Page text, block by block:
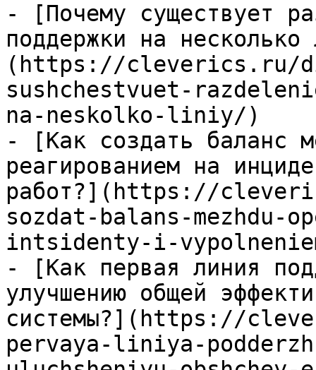
- [Почему существует
поддержки на несколько
(https://cleverics.ru/
sushchestvuet-
na-neskolko-liniy/)
- [Как создать баланс
реагированием на
работ?](https://
sozdat-balans-mezhdu-
intsidenty-i-
- [Как первая линия
улучшению общей
системы?](https://
pervaya-liniya-